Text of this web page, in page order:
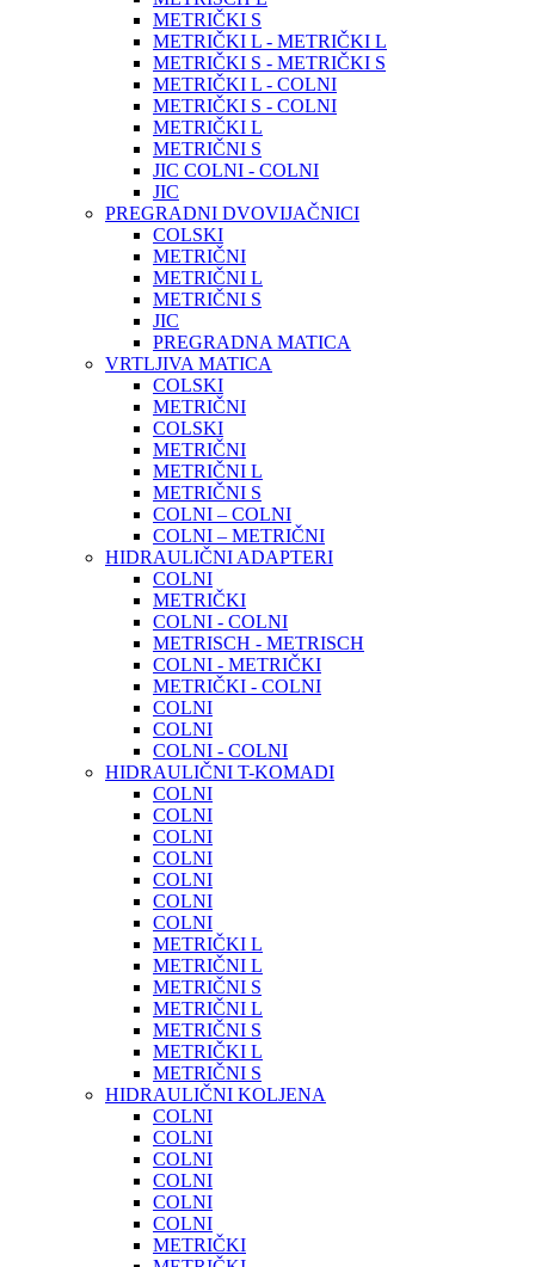
METRIČKI S
METRIČKI L - METRIČKI L
METRIČKI S - METRIČKI S
METRIČKI L - COLNI
METRIČKI S - COLNI
METRIČKI L
METRIČNI S
JIC COLNI - COLNI
JIC
PREGRADNI DVOVIJAČNICI
COLSKI
METRIČNI
METRIČNI L
METRIČNI S
JIC
PREGRADNA MATICA
VRTLJIVA MATICA
COLSKI
METRIČNI
COLSKI
METRIČNI
METRIČNI L
METRIČNI S
COLNI – COLNI
COLNI – METRIČNI
HIDRAULIČNI ADAPTERI
COLNI
METRIČKI
COLNI - COLNI
METRISCH - METRISCH
COLNI - METRIČKI
METRIČKI - COLNI
COLNI
COLNI
COLNI - COLNI
HIDRAULIČNI T-KOMADI
COLNI
COLNI
COLNI
COLNI
COLNI
COLNI
COLNI
METRIČKI L
METRIČNI L
METRIČNI S
METRIČNI L
METRIČNI S
METRIČKI L
METRIČNI S
HIDRAULIČNI KOLJENA
COLNI
COLNI
COLNI
COLNI
COLNI
COLNI
METRIČKI